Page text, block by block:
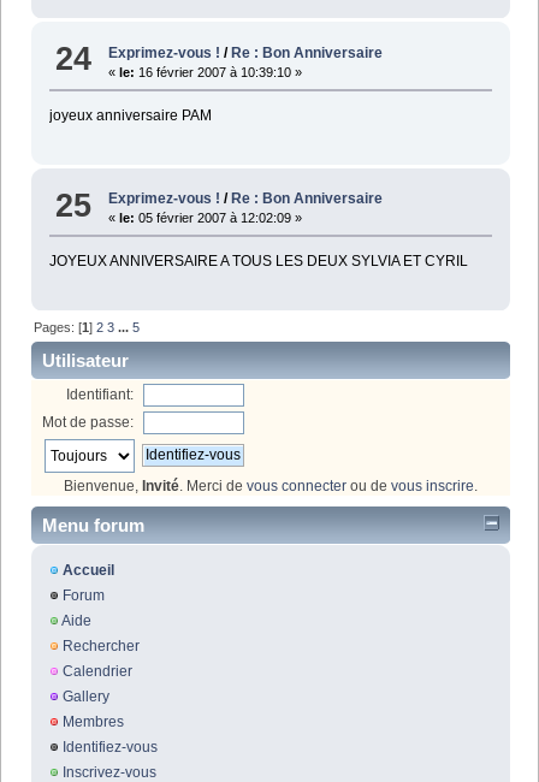
24 Exprimez-vous ! /Re : Bon Anniversaire
«le: 16 février 2007 à 10:39:10 »
joyeux anniversaire PAM
25 Exprimez-vous ! / Re : Bon Anniversaire
«le: 05 février 2007 à 12:02:09 »
JOYEUX ANNIVERSAIRE A TOUS LES DEUX SYLVIA ET CYRIL
Pages: [1]2 3 ...5
Utilisateur
Identifiant:
Mot de passe:
Bienvenue, Invité. Merci de vous connecter ou de vous inscrire.
Menu forum
Accueil
Forum
Aide
Rechercher
Calendrier
Gallery
Membres
Identifiez-vous
Inscrivez-vous